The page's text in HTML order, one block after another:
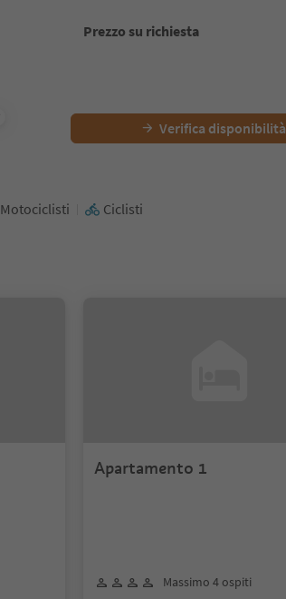
Prezzo su richiesta
Verifica disponibilità
Motociclisti Ciclisti
Apartamento 1
Massimo 4 ospiti